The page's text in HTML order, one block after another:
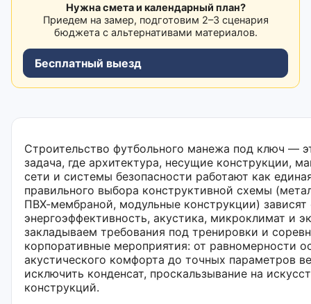
Нужна смета и календарный план?
Приедем на замер, подготовим 2–3 сценария
бюджета с альтернативами материалов.
Бесплатный выезд
Строительство футбольного манежа под ключ —
задача, где архитектура, несущие конструкции,
сети и системы безопасности работают как
правильного выбора конструктивной схемы
ПВХ-мембраной, модульные конструкции) зависят
энергоэффективность, акустика, микроклимат и
закладываем требования под тренировки и
корпоративные мероприятия: от равномерности
акустического комфорта до точных параметров
исключить конденсат, проскальзывание на
конструкций.